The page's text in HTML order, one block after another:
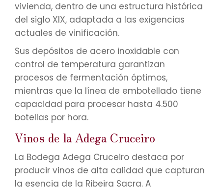
vivienda, dentro de una estructura histórica
del siglo XIX, adaptada a las exigencias
actuales de vinificación.
Sus depósitos de acero inoxidable con
control de temperatura garantizan
procesos de fermentación óptimos,
mientras que la línea de embotellado tiene
capacidad para procesar hasta 4.500
botellas por hora.
Vinos de la Adega Cruceiro
La Bodega Adega Cruceiro destaca por
producir vinos de alta calidad que capturan
la esencia de la Ribeira Sacra. A